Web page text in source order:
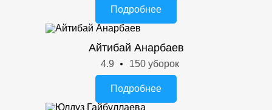
Подробнее
Айтибай Анарбаев
4.9 150 уборок
Подробнее